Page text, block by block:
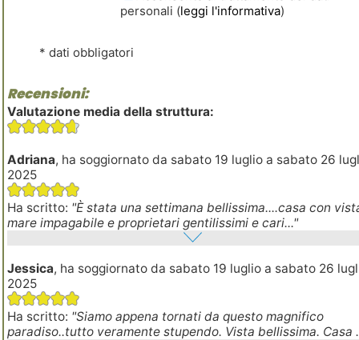
personali (leggi l'informativa)
* dati obbligatori
Recensioni:
Valutazione media della struttura:
Adriana, ha soggiornato da sabato 19 luglio a sabato 26
2025
Ha scritto: "È stata una settimana bellissima....casa con
mare impagabile e proprietari gentilissimi e cari..."
Jessica, ha soggiornato da sabato 19 luglio a sabato 26
2025
Ha scritto: "Siamo appena tornati da questo magnifico
paradiso..tutto veramente stupendo. Vista bellissima. Casa